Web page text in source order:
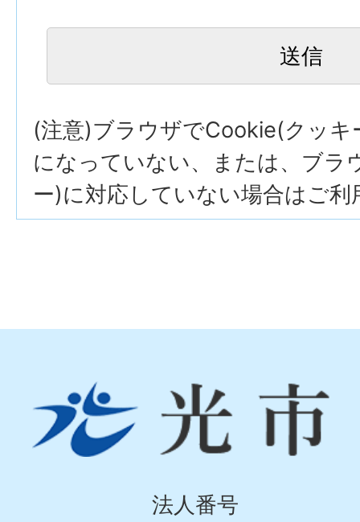
(注意)ブラウザでCookie(クッキ
になっていない、または、ブラ
ー)に対応していない場合はご利
市
Hikari
法人番号